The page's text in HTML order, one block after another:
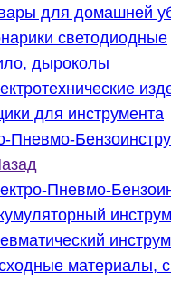
для домашней
светодиодные
дыроколы
для инструмента
Пневмо-
Пневмо-
материалы,